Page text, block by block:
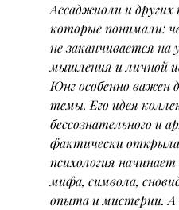
Ассаджиоли и других
которые понимали:
не заканчивается на
мышления и личной
Юнг особенно важен
темы. Его идея
бессознательного и
фактически открыла
психология
мифа, символа,
опыта и мистерии.